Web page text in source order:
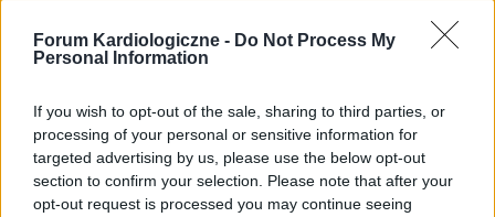
Forum Kardiologiczne - Do Not Process My
Personal Information
If you wish to opt-out of the sale, sharing to third parties, or
processing of your personal or sensitive information for
targeted advertising by us, please use the below opt-out
section to confirm your selection. Please note that after your
opt-out request is processed you may continue seeing